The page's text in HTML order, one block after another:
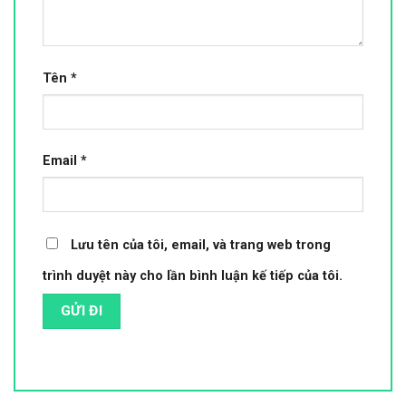
Tên *
Email *
Lưu tên của tôi, email, và trang web trong
trình duyệt này cho lần bình luận kế tiếp của tôi.